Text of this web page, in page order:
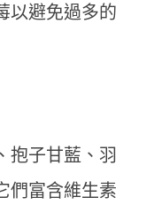
以避免過多的
抱子甘藍、羽
們富含維生素